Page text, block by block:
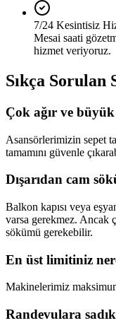
7/24 Kesintisiz
Mesai saati
hizmet veriyoruz.
Sıkça Sorulan
Çok ağır ve
Asansörlerimizin sepet
tamamını güvenle
Dışarıdan cam
Balkon kapısı veya
varsa gerekmez. Ancak
sökümü gerekebilir.
En üst limitiniz
Makinelerimiz
Randevulara sadık